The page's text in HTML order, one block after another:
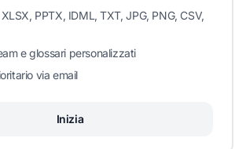
PPTX, IDML, TXT, JPG, PNG, CSV,
e glossari personalizzati
via email
Inizia